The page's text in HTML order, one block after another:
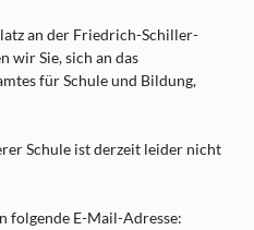
an der Friedrich-Schiller-
wir Sie, sich an das
für Schule und Bildung,
Schule ist derzeit leider nicht
folgende E-Mail-Adresse: